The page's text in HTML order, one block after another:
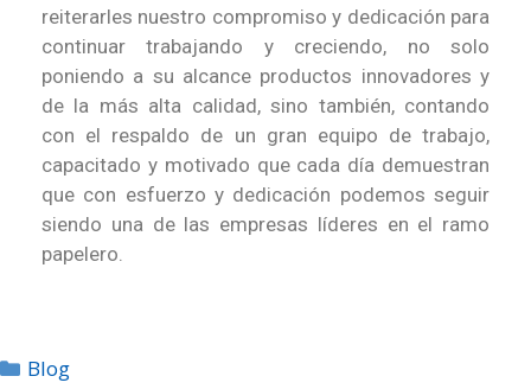
reiterarles nuestro compromiso y dedicación para
continuar trabajando y creciendo, no solo
poniendo a su alcance productos innovadores y
de la más alta calidad, sino también, contando
con el respaldo de un gran equipo de trabajo,
capacitado y motivado que cada día demuestran
que con esfuerzo y dedicación podemos seguir
siendo una de las empresas líderes en el ramo
papelero.
Blog